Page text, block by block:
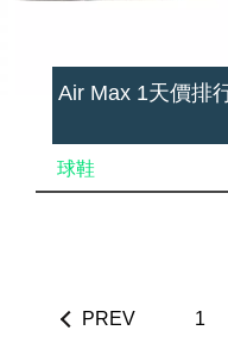
Air Max 1天價排
球鞋
PREV 1